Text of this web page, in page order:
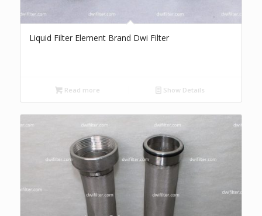
Liquid Filter Element Brand Dwi Filter
Read more Show Details